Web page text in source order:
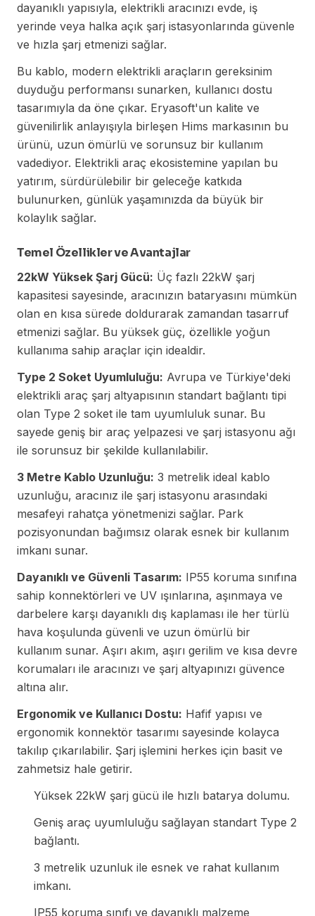
dayanıklı yapısıyla, elektrikli aracınızı evde, iş
yerinde veya halka açık şarj istasyonlarında güvenle
ve hızla şarj etmenizi sağlar.
Bu kablo, modern elektrikli araçların gereksinim
duyduğu performansı sunarken, kullanıcı dostu
tasarımıyla da öne çıkar. Eryasoft'un kalite ve
güvenilirlik anlayışıyla birleşen Hims markasının bu
ürünü, uzun ömürlü ve sorunsuz bir kullanım
vadediyor. Elektrikli araç ekosistemine yapılan bu
yatırım, sürdürülebilir bir geleceğe katkıda
bulunurken, günlük yaşamınızda da büyük bir
kolaylık sağlar.
Temel Özellikler ve Avantajlar
22kW Yüksek Şarj Gücü: Üç fazlı 22kW şarj
kapasitesi sayesinde, aracınızın bataryasını mümkün
olan en kısa sürede doldurarak zamandan tasarruf
etmenizi sağlar. Bu yüksek güç, özellikle yoğun
kullanıma sahip araçlar için idealdir.
Type 2 Soket Uyumluluğu: Avrupa ve Türkiye'deki
elektrikli araç şarj altyapısının standart bağlantı tipi
olan Type 2 soket ile tam uyumluluk sunar. Bu
sayede geniş bir araç yelpazesi ve şarj istasyonu ağı
ile sorunsuz bir şekilde kullanılabilir.
3 Metre Kablo Uzunluğu: 3 metrelik ideal kablo
uzunluğu, aracınız ile şarj istasyonu arasındaki
mesafeyi rahatça yönetmenizi sağlar. Park
pozisyonundan bağımsız olarak esnek bir kullanım
imkanı sunar.
Dayanıklı ve Güvenli Tasarım: IP55 koruma sınıfına
sahip konnektörleri ve UV ışınlarına, aşınmaya ve
darbelere karşı dayanıklı dış kaplaması ile her türlü
hava koşulunda güvenli ve uzun ömürlü bir
kullanım sunar. Aşırı akım, aşırı gerilim ve kısa devre
korumaları ile aracınızı ve şarj altyapınızı güvence
altına alır.
Ergonomik ve Kullanıcı Dostu: Hafif yapısı ve
ergonomik konnektör tasarımı sayesinde kolayca
takılıp çıkarılabilir. Şarj işlemini herkes için basit ve
zahmetsiz hale getirir.
Yüksek 22kW şarj gücü ile hızlı batarya dolumu.
Geniş araç uyumluluğu sağlayan standart Type 2
bağlantı.
3 metrelik uzunluk ile esnek ve rahat kullanım
imkanı.
IP55 koruma sınıfı ve dayanıklı malzeme